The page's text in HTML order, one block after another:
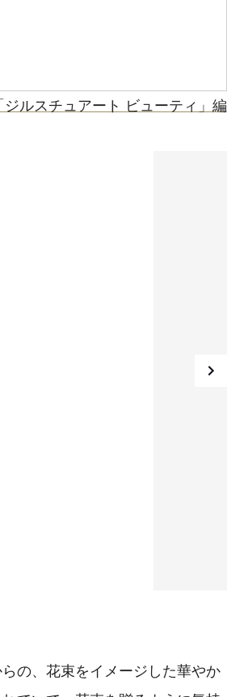
ルスチュアート ビューティ」編
の、花束をイメージした華やか